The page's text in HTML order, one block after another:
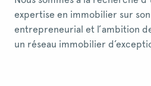
expertise en immobilier sur
entrepreneurial et l’ambition
un réseau immobilier